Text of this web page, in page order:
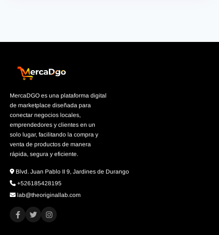
MercaDGO es una plataforma digital
de marketplace diseñada para
conectar negocios locales,
emprendedores y clientes en un
solo lugar, facilitando la compra y
venta de productos de manera
rápida, segura y eficiente.
Blvd. Juan Pablo II 9, Jardines de Durango
+526185428195
lab@theoriginallab.com